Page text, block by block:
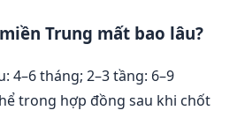
Trung mất bao lâu?
4–6 tháng; 2–3 tầng: 6–9
trong hợp đồng sau khi chốt